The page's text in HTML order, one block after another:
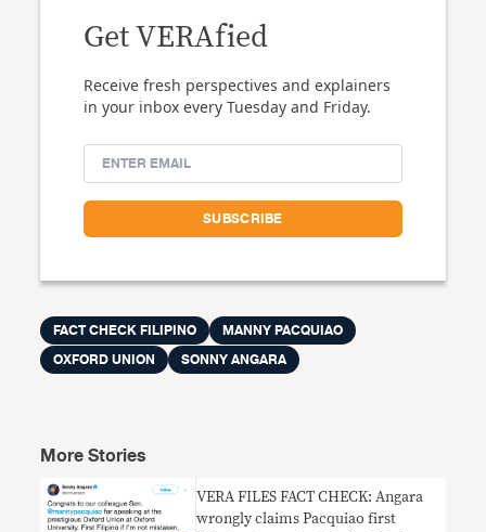
Get VERAfied
Receive fresh perspectives and explainers
in your inbox every Tuesday and Friday.
FACT CHECK FILIPINO
MANNY PACQUIAO
OXFORD UNION
SONNY ANGARA
More Stories
VERA FILES FACT CHECK: Angara
wrongly claims Pacquiao first